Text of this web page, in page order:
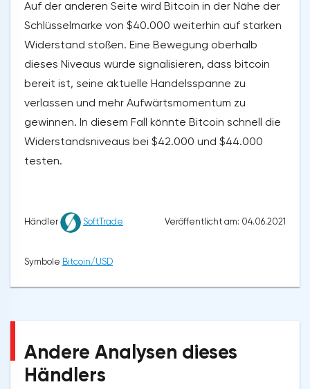
Auf der anderen Seite wird Bitcoin in der Nähe der
Schlüsselmarke von $40.000 weiterhin auf starken
Widerstand stoßen. Eine Bewegung oberhalb
dieses Niveaus würde signalisieren, dass bitcoin
bereit ist, seine aktuelle Handelsspanne zu
verlassen und mehr Aufwärtsmomentum zu
gewinnen. In diesem Fall könnte Bitcoin schnell die
Widerstandsniveaus bei $42.000 und $44.000
testen.
Händler SoftTrade Veröffentlicht am: 04.06.2021
Symbole Bitcoin/USD
Andere Analysen dieses
Händlers